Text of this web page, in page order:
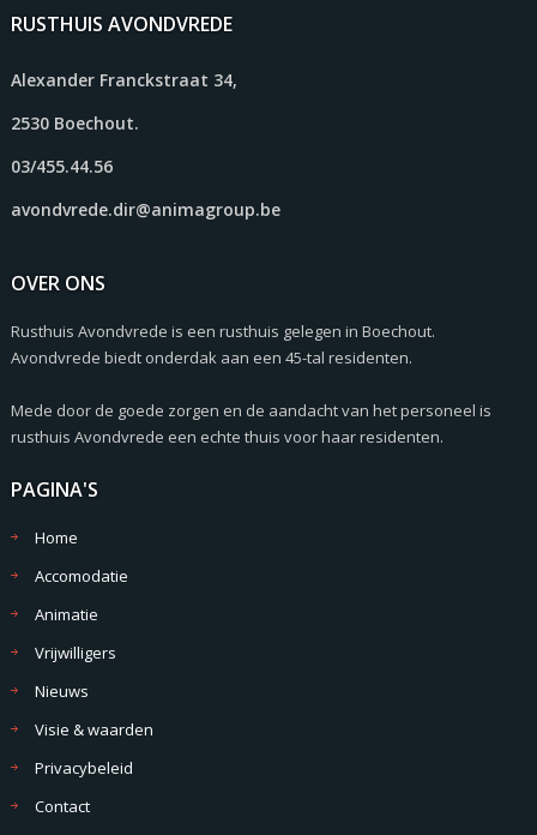
RUSTHUIS AVONDVREDE
Alexander Franckstraat 34,
2530 Boechout.
03/455.44.56
avondvrede.dir@animagroup.be
OVER ONS
Rusthuis Avondvrede is een rusthuis gelegen in Boechout.
Avondvrede biedt onderdak aan een 45-tal residenten.
Mede door de goede zorgen en de aandacht van het personeel is
rusthuis Avondvrede een echte thuis voor haar residenten.
PAGINA'S
Home
Accomodatie
Animatie
Vrijwilligers
Nieuws
Visie & waarden
Privacybeleid
Contact